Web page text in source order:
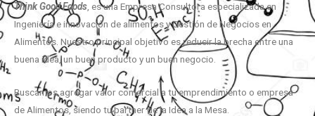
Think Good Foods , es una Empresa Consultora especializada en
Ingeniería e innovación de alimentos y Gestión de Negocios en
Alimentos. Nuestro principal objetivo es reducir la brecha entre una
buena idea, un buen producto y un buen negocio.
Buscamos agregar valor comercial a tu emprendimiento o empresa
de Alimentos, siendo tu partner de la Idea a la Mesa.